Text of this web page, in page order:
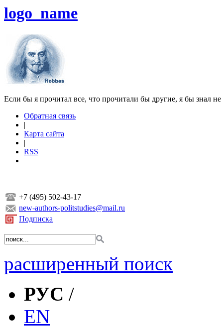
logo_name
Если бы я прочитал все, что прочитали бы другие, я бы знал
Обратная связь
|
Карта сайта
|
RSS
+7 (495) 502-43-17
new-authors-politstudies@mail.ru
Подписка
расширенный поиск
РУС /
EN